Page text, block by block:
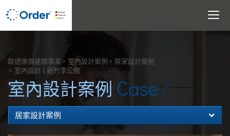
Toggle
歐德傢俱連鎖事業 室內設計案例
居家設計案例
室內設計 | 新竹李公館
室內設計案例 Case
居家設計案例